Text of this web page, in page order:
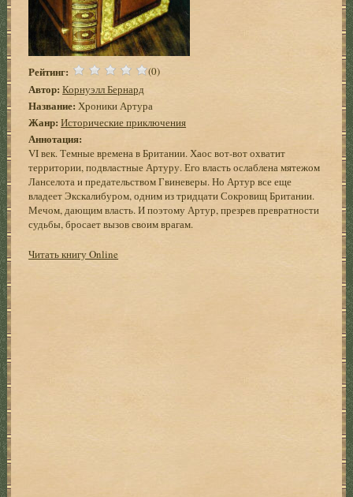
Рейтинг: (0)
Автор: Корнуэлл Бернард
Название: Хроники Артура
Жанр: Исторические приключения
Аннотация:
VI век. Темные времена в Британии. Хаос вот-вот охватит
территории, подвластные Артуру. Его власть ослаблена мятежом
Ланселота и предательством Гвиневеры. Но Артур все еще
владеет Экскалибуром, одним из тридцати Сокровищ Британии.
Мечом, дающим власть. И поэтому Артур, презрев превратности
судьбы, бросает вызов своим врагам.
Читать книгу Online